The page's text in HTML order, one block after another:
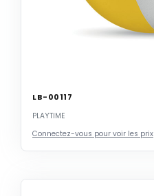
LB-00117
PLAYTIME
Connectez-vous pour voir les prix